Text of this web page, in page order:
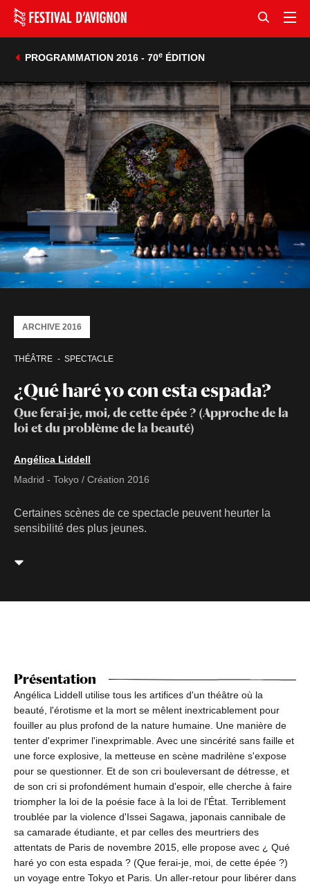
PROGRAMMATION 2016 - 70eÉDITION
¿Qué haré yo con esta espada?
Que ferai-je, moi, de cette épée ? (Approche de la
loi et du problème de la beauté)
THÉÂTRE SPECTACLE
ARCHIVE 2016
Angélica Liddell
Madrid - Tokyo / Création 2016
Certaines scènes de ce spectacle peuvent heurter la
sensibilité des plus jeunes.
Présentation
Angélica Liddell utilise tous les artifices d'un théâtre où la
beauté, l'érotisme et la mort se mêlent inextricablement pour
fouiller au plus profond de la nature humaine. Une manière de
tenter d'exprimer l'inexprimable. Avec une sincérité sans faille et
une force explosive, la metteuse en scène madrilène s'expose
pour se questionner. Et de son cri bouleversant de détresse, et
de son cri si profondément humain d'espoir, elle cherche à faire
triompher la loi de la poésie face à la loi de l'État. Terriblement
troublée par la violence d'Issei Sagawa, japonais cannibale de
sa camarade étudiante, et par celles des meurtriers des
attentats de Paris de novembre 2015, elle propose avec ¿ Qué
haré yo con esta espada ? (Que ferai-je, moi, de cette épée ?)
un voyage entre Tokyo et Paris. Un aller-retour pour libérer dans